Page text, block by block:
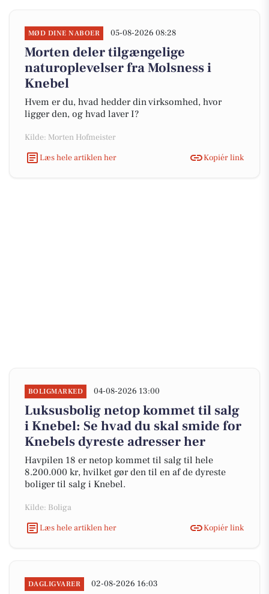
MØD DINE NABOER 05-08-2026 08:28
Morten deler tilgængelige
naturoplevelser fra Molsness i
Knebel
Hvem er du, hvad hedder din virksomhed, hvor
ligger den, og hvad laver I?
Kilde: Morten Hofmeister
Læs hele artiklen her
Kopiér link
BOLIGMARKED 04-08-2026 13:00
Luksusbolig netop kommet til salg
i Knebel: Se hvad du skal smide for
Knebels dyreste adresser her
Havpilen 18 er netop kommet til salg til hele
8.200.000 kr, hvilket gør den til en af de dyreste
boliger til salg i Knebel.
Kilde: Boliga
Læs hele artiklen her
Kopiér link
DAGLIGVARER 02-08-2026 16:03